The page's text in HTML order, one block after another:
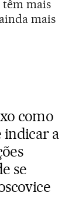
têm mais
mais
como
indicar a
se